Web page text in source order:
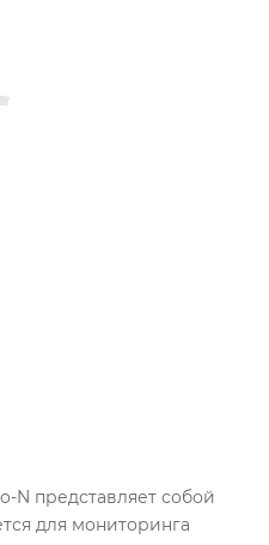
N представляет собой
для мониторинга